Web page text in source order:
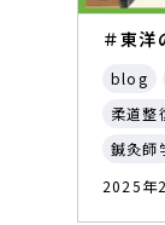
＃東
blog
柔道整
鍼灸師
2025年